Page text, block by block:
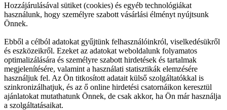
Hozzájárulásával sütiket (cookies) és egyéb technológiákat
használunk, hogy személyre szabott vásárlási élményt nyújtsunk
Önnek.
Ebből a célból adatokat gyűjtünk felhasználóinkról, viselkedésükről
és eszközeikről. Ezeket az adatokat weboldalunk folyamatos
optimalizálására és személyre szabott hirdetések és tartalmak
megjelenítésére, valamint a használati statisztikák elemzésére
használjuk fel. Az Ön titkosított adatait külső szolgáltatókkal is
szinkronizálhatjuk, és az ő online hirdetési csatornáikon keresztül
ajánlatokat mutathatunk Önnek, de csak akkor, ha Ön már használja
a szolgáltatásaikat.